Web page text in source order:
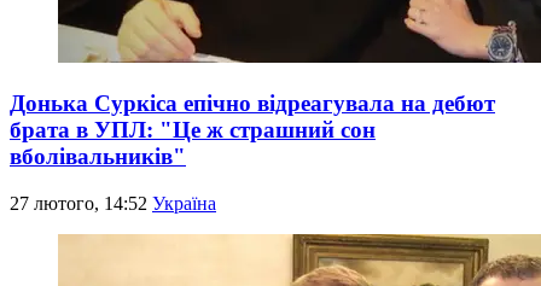
Донька Суркіса епічно відреагувала на дебют
брата в УПЛ: "Це ж страшний сон
вболівальників"
27 лютого, 14:52 Україна